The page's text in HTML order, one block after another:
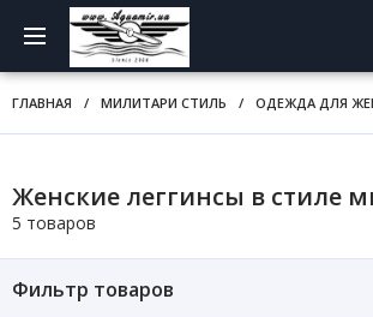
ГЛАВНАЯ / МИЛИТАРИ СТИЛЬ / ОДЕЖДА ДЛЯ
Женские леггинсы в стиле
5 товаров
Фильтр товаров